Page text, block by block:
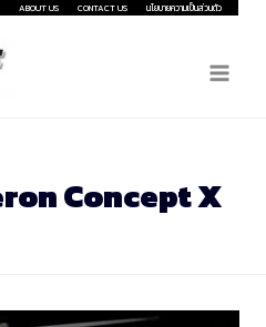
ABOUT US CONTACT US นโยบายความเป็นส่วนตัว
Concept X